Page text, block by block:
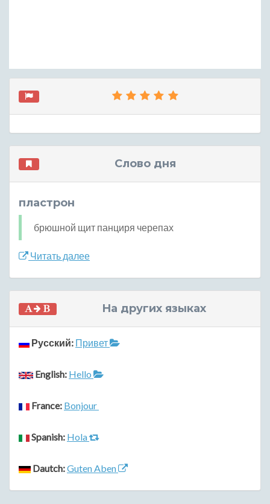
Слово дня
пластрон
брюшной щит панциря черепах
Читать далее
На других языках
Русский: Привет
English: Hello
France: Bonjour
Spanish: Hola
Dautch:Guten Aben